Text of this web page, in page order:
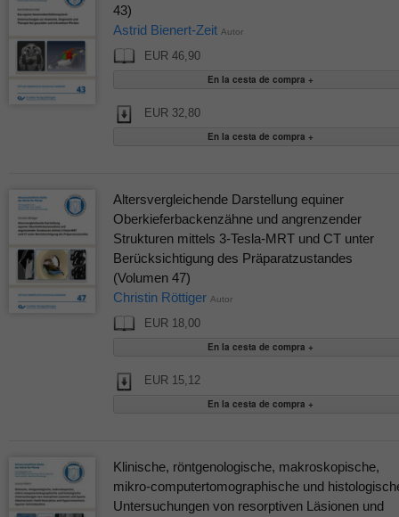
43)
Astrid Bienert-Zeit Autor
EUR 46,90
EUR 32,80
Altersvergleichende Darstellung equiner
Oberkieferbackenzähne und angrenzender
Strukturen mittels 3-Tesla-MRT und CT unter
Berücksichtigung des Präparatzustandes
(Volumen 47)
Christin Röttiger Autor
EUR 18,00
EUR 15,12
Klinische, röntgenologische, makroskopische,
mikro-computertomographische und
Untersuchungen von resorptiven Läsionen und